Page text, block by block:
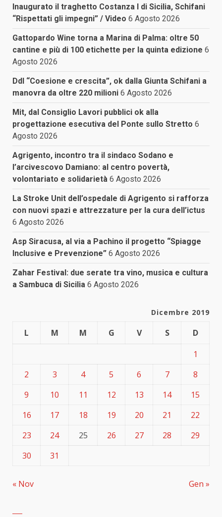
Inaugurato il traghetto Costanza I di Sicilia, Schifani
“Rispettati gli impegni” / Video 6 Agosto 2026
Gattopardo Wine torna a Marina di Palma: oltre 50
cantine e più di 100 etichette per la quinta edizione 6
Agosto 2026
Ddl “Coesione e crescita”, ok dalla Giunta Schifani a
manovra da oltre 220 milioni 6 Agosto 2026
Mit, dal Consiglio Lavori pubblici ok alla
progettazione esecutiva del Ponte sullo Stretto 6
Agosto 2026
Agrigento, incontro tra il sindaco Sodano e
l’arcivescovo Damiano: al centro povertà,
volontariato e solidarietà 6 Agosto 2026
La Stroke Unit dell’ospedale di Agrigento si rafforza
con nuovi spazi e attrezzature per la cura dell’ictus
6 Agosto 2026
Asp Siracusa, al via a Pachino il progetto “Spiagge
Inclusive e Prevenzione” 6 Agosto 2026
Zahar Festival: due serate tra vino, musica e cultura
a Sambuca di Sicilia 6 Agosto 2026
Dicembre 2019
L M M G V S
D
1
2
3 4 5 6 7
8
9
10 11 12 13 14
15
16
17 18 19 20 21
22
23
24 25 26 27 28
29
30
31
« Nov Gen »